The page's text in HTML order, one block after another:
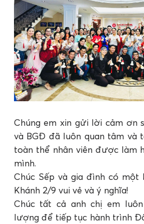
Chúng em xin gửi lời cảm ơn
và BGĐ đã luôn quan tâm và
toàn thể nhân viên được làm
mình.
Chúc Sếp và gia đình có một
Khánh 2/9 vui vẻ và ý nghĩa!
Chúc tất cả anh chị em
lượng để tiếp tục hành trình